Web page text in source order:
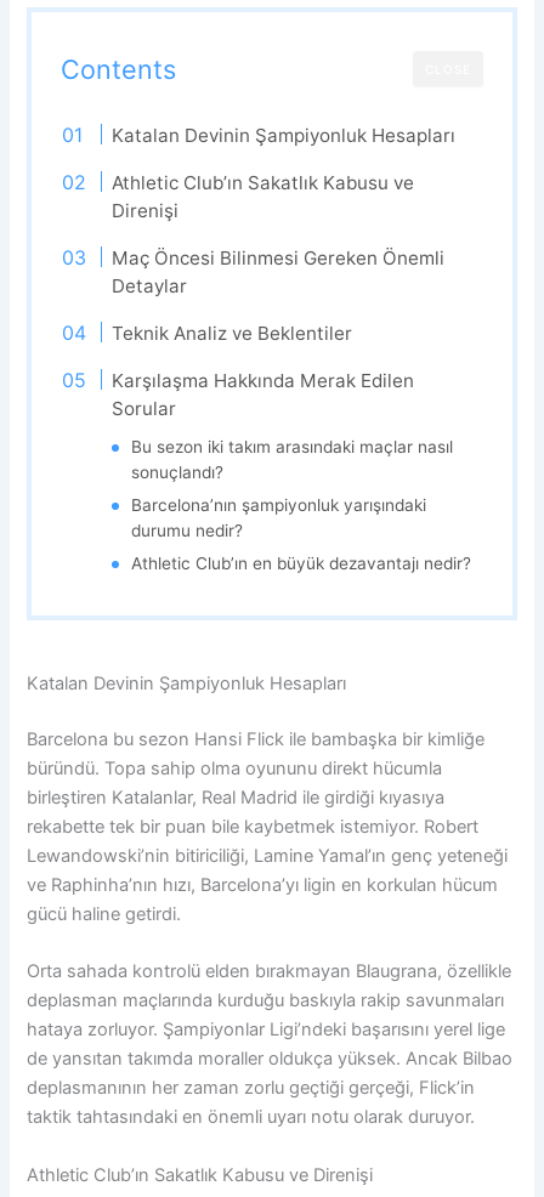
Contents
Katalan Devinin Şampiyonluk Hesapları
Athletic Club’ın Sakatlık Kabusu ve
Direnişi
Maç Öncesi Bilinmesi Gereken Önemli
Detaylar
Teknik Analiz ve Beklentiler
Karşılaşma Hakkında Merak Edilen
Sorular
Bu sezon iki takım arasındaki maçlar nasıl
sonuçlandı?
Barcelona’nın şampiyonluk yarışındaki
durumu nedir?
Athletic Club’ın en büyük dezavantajı nedir?
Katalan Devinin Şampiyonluk Hesapları
Barcelona bu sezon Hansi Flick ile bambaşka bir kimliğe
büründü. Topa sahip olma oyununu direkt hücumla
birleştiren Katalanlar, Real Madrid ile girdiği kıyasıya
rekabette tek bir puan bile kaybetmek istemiyor. Robert
Lewandowski’nin bitiriciliği, Lamine Yamal’ın genç yeteneği
ve Raphinha’nın hızı, Barcelona’yı ligin en korkulan hücum
gücü haline getirdi.
Orta sahada kontrolü elden bırakmayan Blaugrana, özellikle
deplasman maçlarında kurduğu baskıyla rakip savunmaları
hataya zorluyor. Şampiyonlar Ligi’ndeki başarısını yerel lige
de yansıtan takımda moraller oldukça yüksek. Ancak Bilbao
deplasmanının her zaman zorlu geçtiği gerçeği, Flick’in
taktik tahtasındaki en önemli uyarı notu olarak duruyor.
Athletic Club’ın Sakatlık Kabusu ve Direnişi